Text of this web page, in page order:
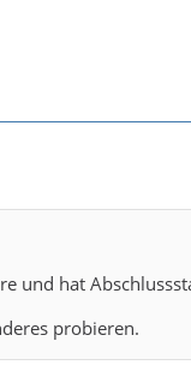
und hat
probieren.